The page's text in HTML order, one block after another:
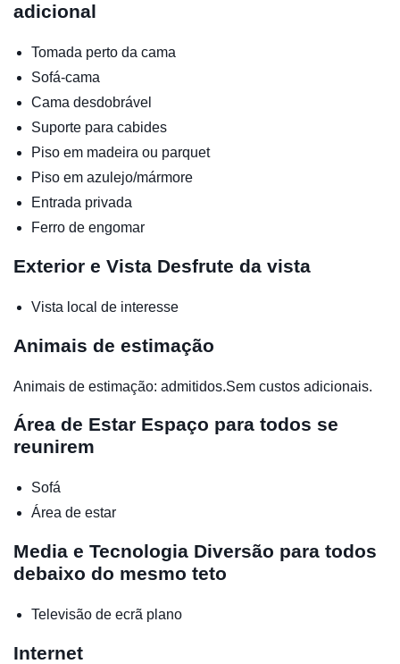
adicional
Tomada perto da cama
Sofá-cama
Cama desdobrável
Suporte para cabides
Piso em madeira ou parquet
Piso em azulejo/mármore
Entrada privada
Ferro de engomar
Exterior e Vista Desfrute da vista
Vista local de interesse
Animais de estimação
Animais de estimação: admitidos.Sem custos adicionais.
Área de Estar Espaço para todos se
reunirem
Sofá
Área de estar
Media e Tecnologia Diversão para todos
debaixo do mesmo teto
Televisão de ecrã plano
Internet